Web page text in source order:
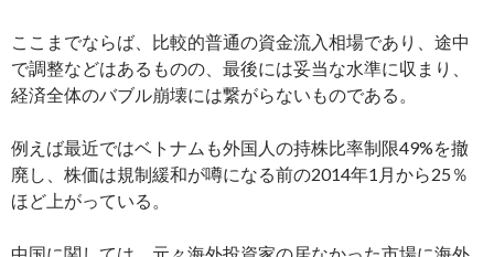
ここまでならば、比較的普通の資金流入相場であり、途中
で調整などはあるものの、最後には妥当な水準に収まり、
経済全体のバブル崩壊には繋がらないものである。
例えば最近ではベトナムも外国人の持株比率制限49%を撤
廃し、株価は規制緩和が噂になる前の2014年1月から25％
ほど上がっている。